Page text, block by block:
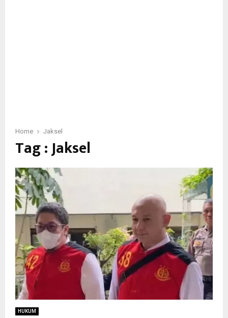
Home Jaksel
Tag : Jaksel
HUKUM